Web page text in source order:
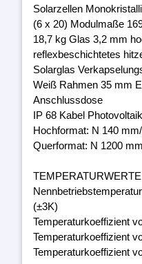
Solarzellen
(6 x 20) Modulmaße
18,7 kg Glas 3,2 mm
reflexbeschichtetes
Solarglas
Weiß Rahmen 35 mm
Anschlussdose
IP 68 Kabel
Hochformat: N 140
Querformat: N 1200
TEMPERATURWERTE
(±3K)
Temperaturkoeffizient
Temperaturkoeffizient
Temperaturkoeffizient